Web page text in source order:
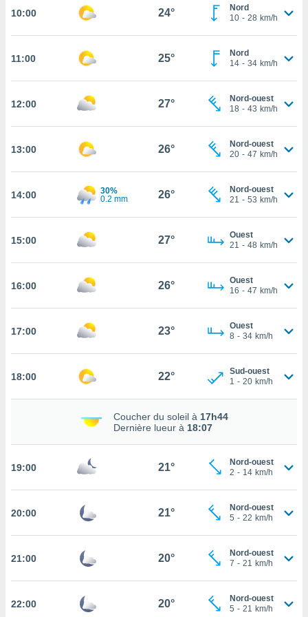
de
à
le
des
de
les
pas
vous
notre
sur le
ne
10:00 24°
Nord
10 - 28 km/h
11:00 25°
Nord
14 - 34 km/h
12:00 27°
Nord-ouest
18 - 43 km/h
13:00 26°
Nord-ouest
20 - 47 km/h
14:00
30%
0.2 mm
26°
Nord-ouest
21 - 53 km/h
15:00 27°
Ouest
21 - 48 km/h
16:00 26°
Ouest
16 - 47 km/h
17:00 23°
Ouest
8 - 34 km/h
18:00 22°
Sud-ouest
1 - 20 km/h
Coucher du soleil à 17h44
Dernière lueur à 18:07
19:00 21°
Nord-ouest
2 - 14 km/h
20:00 21°
Nord-ouest
5 - 22 km/h
21:00 20°
Nord-ouest
7 - 21 km/h
22:00 20°
Nord-ouest
5 - 21 km/h